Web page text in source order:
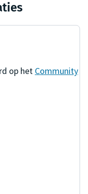
op het Community